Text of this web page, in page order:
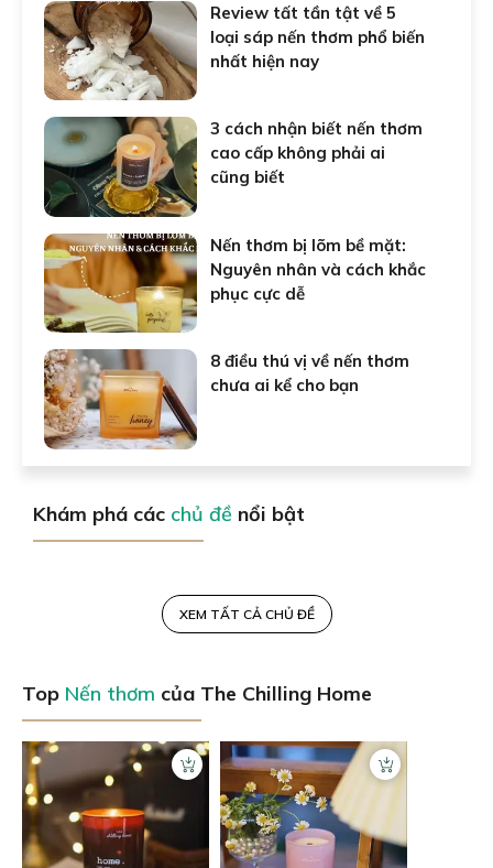
Review tất tần tật về 5
loại sáp nến thơm phổ biến
nhất hiện nay
3 cách nhận biết nến thơm
cao cấp không phải ai
cũng biết
Nến thơm bị lõm bề mặt:
Nguyên nhân và cách khắc
phục cực dễ
8 điều thú vị về nến thơm
chưa ai kể cho bạn
Khám phá các chủ đề nổi bật
XEM TẤT CẢ CHỦ ĐỀ
Top Nến thơm của The Chilling Home